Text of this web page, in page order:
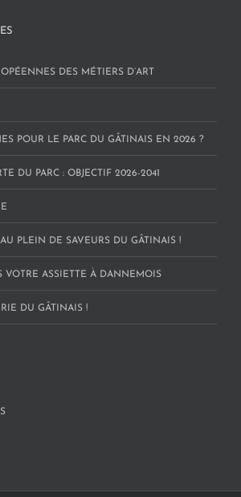
DES MÉTIERS D’ART
POUR LE PARC DU GÂTINAIS EN 2026 ?
DU PARC : OBJECTIF 2026-2041
PLEIN DE SAVEURS DU GÂTINAIS !
VOTRE ASSIETTE À DANNEMOIS
DU GÂTINAIS !